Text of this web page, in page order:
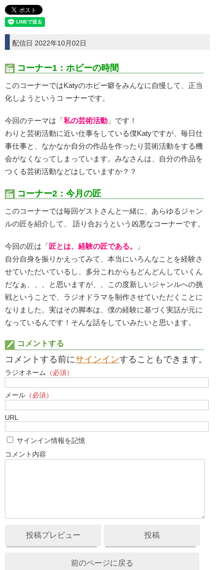
配信日 2022年10月02日
コーナー1：ホビーの時間
このコーナーではKatyのホビー癖をみんなに自慢して、正当
化しようというコ ーナーです。
今回のテーマは「私の芸術活動 」です！
わりと芸術活動に近い仕事をしている僕Katyですが、毎日仕
事仕事と、なかなか自分の作品を作ったり芸術活動をする機
会がなくなってしまっています。みなさんは、自分の作品を
つくる芸術活動などはしていますか？？
コーナー2：今月の匠
このコーナーでは毎回ゲストさんと一緒に、あらゆるジャン
ルの匠を紹介して、 語り合おうという凶悪なコーナーです。
今回の匠は「匠とは、経験の匠である。
」
自分自身を振りかえってみて、本当にいろんなことを経験さ
せていただいているし、多分これからもどんどんしていくん
だなぁ、、、と思いますが、、この度新しいジャンルへの挑
戦ということで、ラジオドラマを制作させていただくことに
なりました。実はその脚本は、僕の経験に基づく実話が元に
なっているんです！そんな話をしていみたいと思います。
コメントする
コメントする前にサインインすることもできます。
ラジオネーム （必須）
メール （必須）
URL
サインイン情報を記憶
コメント内容
投稿プレビュー 投稿
前のページに戻る